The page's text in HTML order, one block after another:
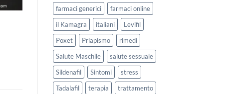
farmaci generici
farmaci online
il Kamagra
italiani
Levifil
Poxet
Priapismo
rimedi
Salute Maschile
salute sessuale
Sildenafil
Sintomi
stress
Tadalafil
terapia
trattamento